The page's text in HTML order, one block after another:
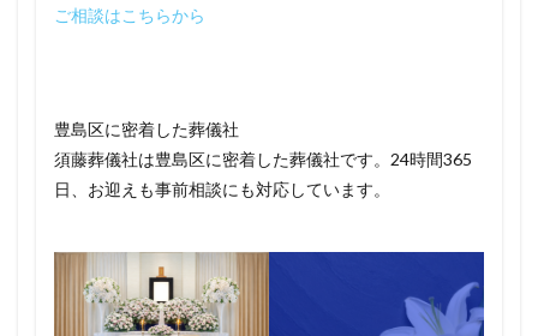
ご相談はこちらから
豊島区に密着した葬儀社
須藤葬儀社は豊島区に密着した葬儀社です。24時間365
日、お迎えも事前相談にも対応しています。